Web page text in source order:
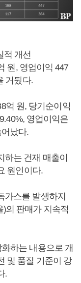
적 개선
원, 영업이익 447
거뒀다.
억 원, 당기순이익
영업이익은
났다.
하는 건재 매출이
원인이다.
가스를 발생하지
의 판매가 지속적
하는 내용으로 개
및 품질 기준이 강
.